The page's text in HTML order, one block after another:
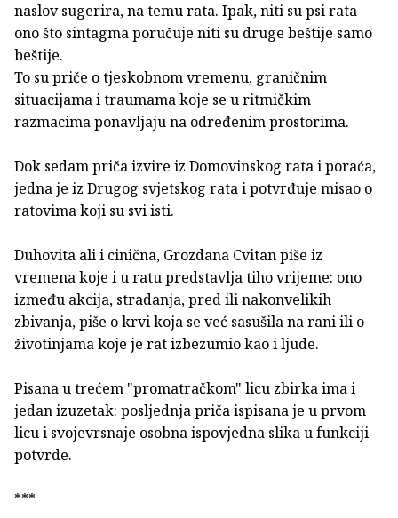
naslov sugerira, na temu rata. Ipak, niti su psi rata
ono što sintagma poručuje niti su druge beštije samo
beštije.
To su priče o tjeskobnom vremenu, graničnim
situacijama i traumama koje se u ritmičkim
razmacima ponavljaju na određenim prostorima.
Dok sedam priča izvire iz Domovinskog rata i poraća,
jedna je iz Drugog svjetskog rata i potvrđuje misao o
ratovima koji su svi isti.
Duhovita ali i cinična, Grozdana Cvitan piše iz
vremena koje i u ratu predstavlja tiho vrijeme: ono
između akcija, stradanja, pred ili nakonvelikih
zbivanja, piše o krvi koja se već sasušila na rani ili o
životinjama koje je rat izbezumio kao i ljude.
Pisana u trećem "promatračkom" licu zbirka ima i
jedan izuzetak: posljednja priča ispisana je u prvom
licu i svojevrsnaje osobna ispovjedna slika u funkciji
potvrde.
***